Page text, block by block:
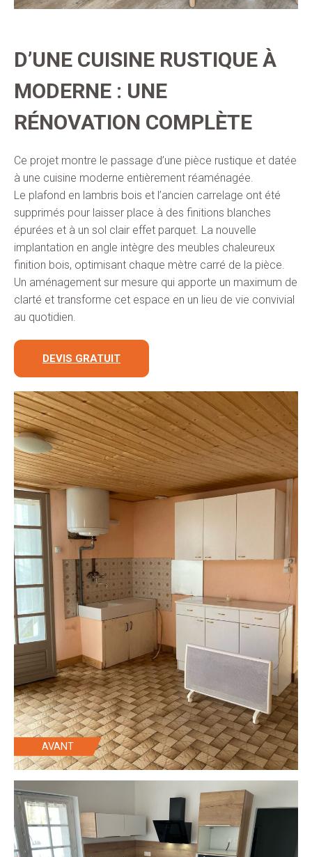
D’UNE CUISINE RUSTIQUE À
MODERNE : UNE
RÉNOVATION COMPLÈTE
Ce projet montre le passage d’une pièce rustique et datée
à une cuisine moderne entièrement réaménagée.
Le plafond en lambris bois et l’ancien carrelage ont été
supprimés pour laisser place à des finitions blanches
épurées et à un sol clair effet parquet. La nouvelle
implantation en angle intègre des meubles chaleureux
finition bois, optimisant chaque mètre carré de la pièce.
Un aménagement sur mesure qui apporte un maximum de
clarté et transforme cet espace en un lieu de vie convivial
au quotidien.
DEVIS GRATUIT